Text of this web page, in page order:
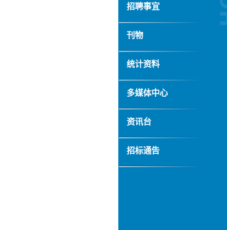
招聘事宜
刊物
统计资料
多媒体中心
资讯台
招标通告